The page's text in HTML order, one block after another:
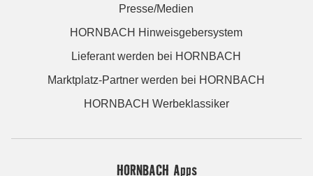
Presse/Medien
HORNBACH Hinweisgebersystem
Lieferant werden bei HORNBACH
Marktplatz-Partner werden bei HORNBACH
HORNBACH Werbeklassiker
HORNBACH Apps